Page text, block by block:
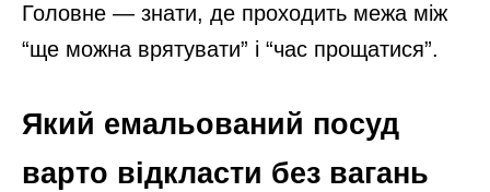
Головне — знати, де проходить межа між
“ще можна врятувати” і “час прощатися”.
Який емальований посуд
варто відкласти без вагань